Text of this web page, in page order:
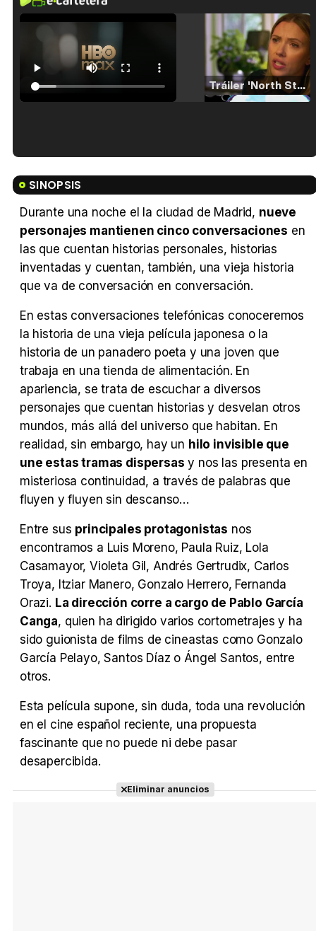
Tráiler 'North Star' (2023)
Tráiler en español 'Outcome' (2026)
SINOPSIS
Durante una noche el la ciudad de Madrid, nueve
personajes mantienen cinco conversaciones en
las que cuentan historias personales, historias
inventadas y cuentan, también, una vieja historia
que va de conversación en conversación.
En estas conversaciones telefónicas conoceremos
la historia de una vieja película japonesa o la
historia de un panadero poeta y una joven que
trabaja en una tienda de alimentación. En
apariencia, se trata de escuchar a diversos
personajes que cuentan historias y desvelan otros
mundos, más allá del universo que habitan. En
realidad, sin embargo, hay un hilo invisible que
une estas tramas dispersas y nos las presenta en
misteriosa continuidad, a través de palabras que
fluyen y fluyen sin descanso…
Entre sus principales protagonistas nos
encontramos a Luis Moreno, Paula Ruiz, Lola
Casamayor, Violeta Gil, Andrés Gertrudix, Carlos
Troya, Itziar Manero, Gonzalo Herrero, Fernanda
Orazi. La dirección corre a cargo de Pablo García
Canga, quien ha dirigido varios cortometrajes y ha
sido guionista de films de cineastas como Gonzalo
García Pelayo, Santos Díaz o Ángel Santos, entre
otros.
Esta película supone, sin duda, toda una revolución
en el cine español reciente, una propuesta
fascinante que no puede ni debe pasar
desapercibida.
Eliminar anuncios